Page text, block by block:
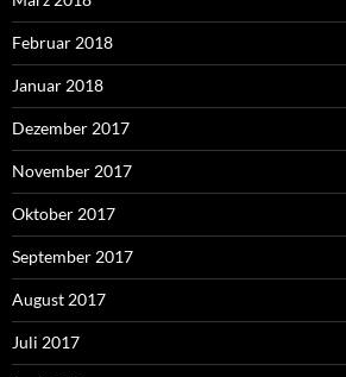
Februar 2018
Januar 2018
Dezember 2017
November 2017
Oktober 2017
September 2017
August 2017
Juli 2017